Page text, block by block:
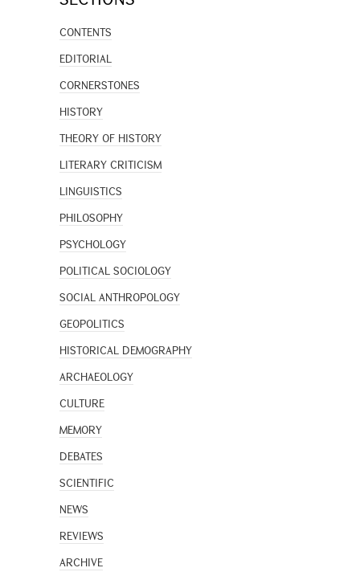
CONTENTS
EDITORIAL
CORNERSTONES
HISTORY
THEORY OF HISTORY
LITERARY CRITICISM
LINGUISTICS
PHILOSOPHY
PSYCHOLOGY
POLITICAL SOCIOLOGY
SOCIAL ANTHROPOLOGY
GEOPOLITICS
HISTORICAL DEMOGRAPHY
ARCHAEOLOGY
CULTURE
MEMORY
DEBATES
SCIENTIFIC
NEWS
REVIEWS
ARCHIVE